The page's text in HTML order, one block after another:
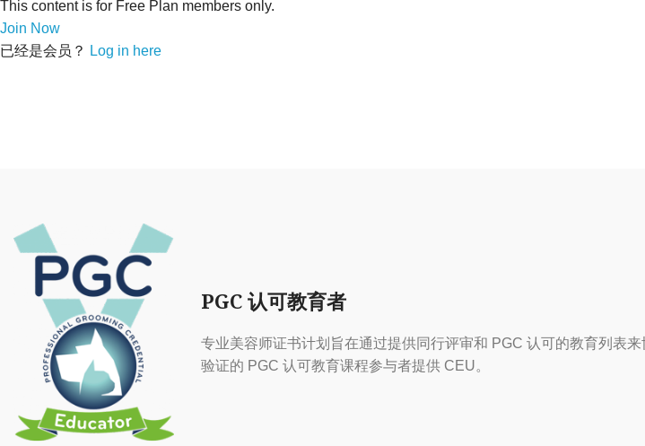
This content is for Free Plan members only.
Join Now
已经是会员？
Log in here
PGC 认可教育者
专业美容师证书计划旨在通过提供同行评审和 PGC 认可的教育列表
验证的 PGC 认可教育课程参与者提供 CEU。